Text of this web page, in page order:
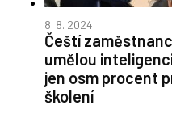
8. 8. 2024
Čeští
umělou
jen osm procent
školení